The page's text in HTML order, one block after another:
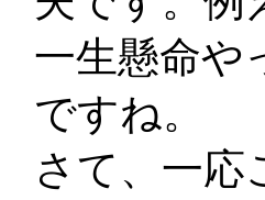
一生懸命や
ですね。
さて、一応